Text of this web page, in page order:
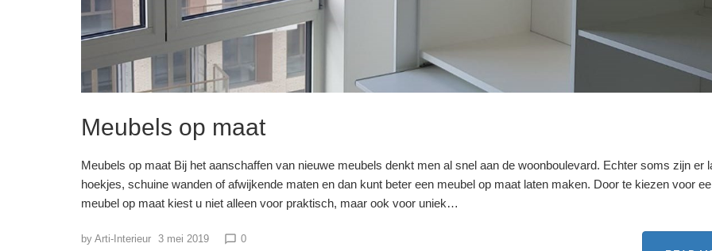
Meubels op maat
Meubels op maat Bij het aanschaffen van nieuwe meubels denkt men al snel aan de woonboulevard. Echter soms zijn er
hoekjes, schuine wanden of afwijkende maten en dan kunt beter een meubel op maat laten maken. Door te kiezen voor
meubel op maat kiest u niet alleen voor praktisch, maar ook voor uniek…
by Arti-Interieur 3 mei 2019 chat_bubble_outline 0